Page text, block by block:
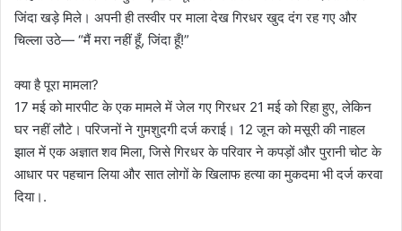
जिंदा खड़े मिले। अपनी ही तस्वीर पर माला देख गिरधर खुद दंग रह गए और
चिल्ला उठे— “मैं मरा नहीं हूँ, जिंदा हूँ!”
क्या है पूरा मामला?
17 मई को मारपीट के एक मामले में जेल गए गिरधर 21 मई को रिहा हुए, लेकिन
घर नहीं लौटे। परिजनों ने गुमशुदगी दर्ज कराई। 12 जून को मसूरी की नाहल
झाल में एक अज्ञात शव मिला, जिसे गिरधर के परिवार ने कपड़ों और पुरानी चोट के
आधार पर पहचान लिया और सात लोगों के खिलाफ हत्या का मुकदमा भी दर्ज करवा
दिया।.